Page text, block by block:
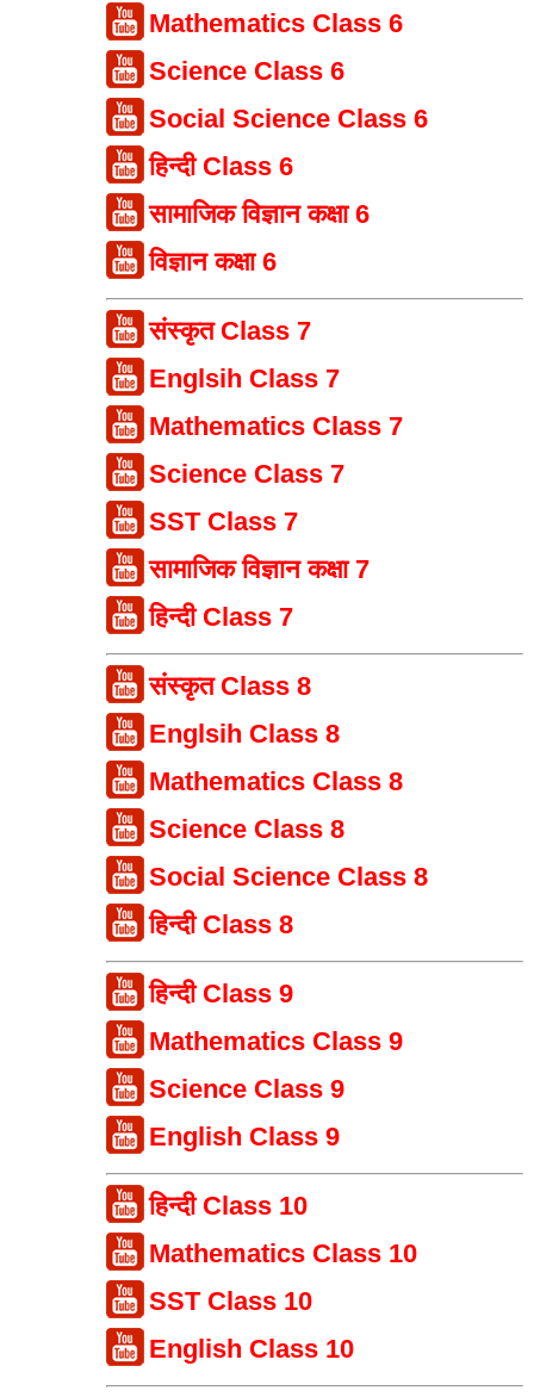
Mathematics Class 6
Science Class 6
Social Science Class 6
हिन्दी Class 6
सामाजिक विज्ञान कक्षा 6
विज्ञान कक्षा 6
संस्कृत Class 7
Englsih Class 7
Mathematics Class 7
Science Class 7
SST Class 7
सामाजिक विज्ञान कक्षा 7
हिन्दी Class 7
संस्कृत Class 8
Englsih Class 8
Mathematics Class 8
Science Class 8
Social Science Class 8
हिन्दी Class 8
हिन्दी Class 9
Mathematics Class 9
Science Class 9
English Class 9
हिन्दी Class 10
Mathematics Class 10
SST Class 10
English Class 10